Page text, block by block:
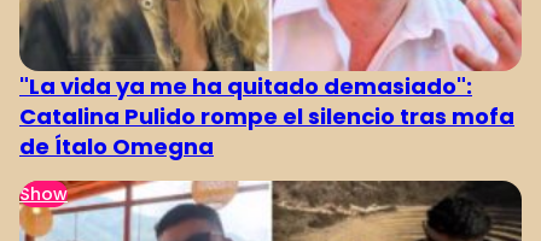
"La vida ya me ha quitado demasiado":
Catalina Pulido rompe el silencio tras mofa
de Ítalo Omegna
Show